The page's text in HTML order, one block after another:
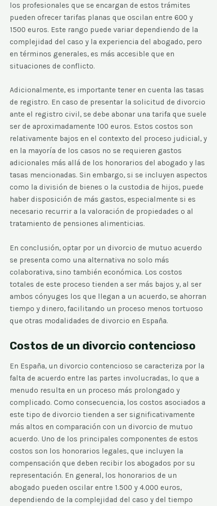
los profesionales que se encargan de estos trámites
pueden ofrecer tarifas planas que oscilan entre 600 y
1500 euros. Este rango puede variar dependiendo de la
complejidad del caso y la experiencia del abogado, pero
en términos generales, es más accesible que en
situaciones de conflicto.
Adicionalmente, es importante tener en cuenta las tasas
de registro. En caso de presentar la solicitud de divorcio
ante el registro civil, se debe abonar una tarifa que suele
ser de aproximadamente 100 euros. Estos costos son
relativamente bajos en el contexto del proceso judicial, y
en la mayoría de los casos no se requieren gastos
adicionales más allá de los honorarios del abogado y las
tasas mencionadas. Sin embargo, si se incluyen aspectos
como la división de bienes o la custodia de hijos, puede
haber disposición de más gastos, especialmente si es
necesario recurrir a la valoración de propiedades o al
tratamiento de pensiones alimenticias.
En conclusión, optar por un divorcio de mutuo acuerdo
se presenta como una alternativa no solo más
colaborativa, sino también económica. Los costos
totales de este proceso tienden a ser más bajos y, al ser
ambos cónyuges los que llegan a un acuerdo, se ahorran
tiempo y dinero, facilitando un proceso menos tortuoso
que otras modalidades de divorcio en España.
Costos de un divorcio contencioso
En España, un divorcio contencioso se caracteriza por la
falta de acuerdo entre las partes involucradas, lo que a
menudo resulta en un proceso más prolongado y
complicado. Como consecuencia, los costos asociados a
este tipo de divorcio tienden a ser significativamente
más altos en comparación con un divorcio de mutuo
acuerdo. Uno de los principales componentes de estos
costos son los honorarios legales, que incluyen la
compensación que deben recibir los abogados por su
representación. En general, los honorarios de un
abogado pueden oscilar entre 1.500 y 4.000 euros,
dependiendo de la complejidad del caso y del tiempo